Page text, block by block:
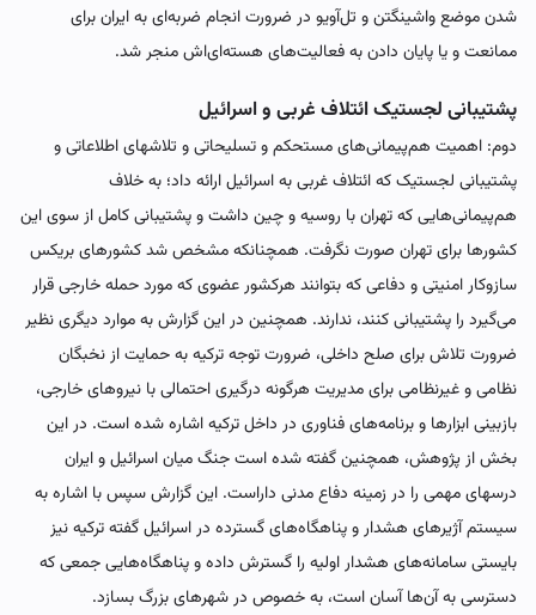
شدن موضع واشینگتن و تل‌آویو در ضرورت انجام ضربه‌ای به ایران برای
ممانعت و یا پایان دادن به فعالیت‌های هسته‌ای‌اش منجر شد.
پشتیبانی لجستیک ائتلاف غربی و اسرائیل
دوم: اهمیت هم‌پیمانی‌های مستحکم و تسلیحاتی و تلاشهای اطلاعاتی و
پشتیبانی لجستیک که ائتلاف غربی به اسرائیل ارائه داد؛ به خلاف
هم‌پیمانی‌هایی که تهران با روسیه و چین داشت و پشتیبانی کامل از سوی این
کشورها برای تهران صورت نگرفت. همچنانکه مشخص شد کشورهای بریکس
سازوکار امنیتی و دفاعی که بتوانند هرکشور عضوی که مورد حمله خارجی قرار
می‌گیرد را پشتیبانی کنند، ندارند. همچنین در این گزارش به موارد دیگری نظیر
ضرورت تلاش برای صلح داخلی، ضرورت توجه ترکیه به حمایت از نخبگان
نظامی و غیرنظامی برای مدیریت هرگونه درگیری احتمالی با نیروهای خارجی،
بازبینی ابزارها و برنامه‌های فناوری در داخل ترکیه اشاره شده است. در این
بخش از پژوهش، همچنین گفته شده است جنگ میان اسرائیل و ایران
درسهای مهمی را در زمینه دفاع مدنی داراست. این گزارش سپس با اشاره به
سیستم آژیرهای هشدار و پناهگاه‌های گسترده در اسرائیل گفته ترکیه نیز
بایستی سامانه‌های هشدار اولیه را گسترش داده و پناهگاه‌هایی جمعی که
دسترسی به آن‌ها آسان است، به خصوص در شهرهای بزرگ بسازد.